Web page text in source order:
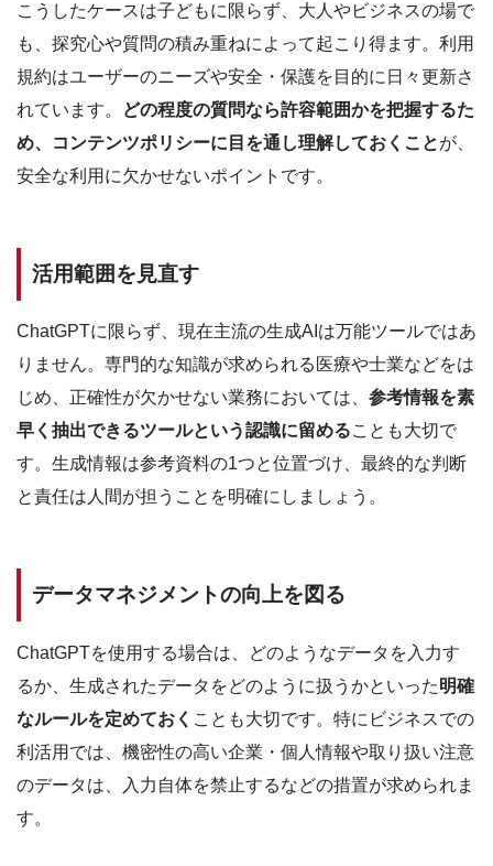
こうしたケースは子どもに限らず、大人やビジネスの場で
も、探究心や質問の積み重ねによって起こり得ます。利用
規約はユーザーのニーズや安全・保護を目的に日々更新さ
れています。
どの程度の質問なら許容範囲かを把握するた
め、コンテンツポリシーに目を通し理解しておくことが、
安全な利用に欠かせないポイントです。
活用範囲を見直す
ChatGPTに限らず、現在主流の生成AIは万能ツールではあ
りません。専門的な知識が求められる医療や士業などをは
じめ、正確性が欠かせない業務においては、 参考情報を素
早く抽出できるツールという認識に留めることも大切で
す。生成情報は参考資料の1つと位置づけ、最終的な判断
と責任は人間が担うことを明確にしましょう。
データマネジメントの向上を図る
ChatGPTを使用する場合は、どのようなデータを入力す
るか、生成されたデータをどのように扱うかといった明確
なルールを定めておく ことも大切です。特にビジネスでの
利活用では、機密性の高い企業・個人情報や取り扱い注意
のデータは、入力自体を禁止するなどの措置が求められま
す。